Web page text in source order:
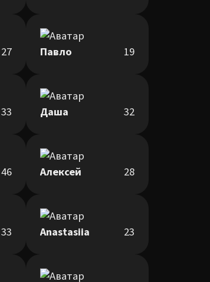
27 Павло 19
33 Даша 32
46 Алексей 28
33 Anastasiia 23